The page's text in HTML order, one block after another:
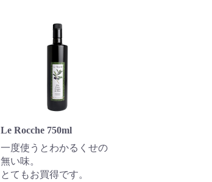
Le Rocche 750ml
一度使うとわかるくせの
無い味。
とてもお買得です。